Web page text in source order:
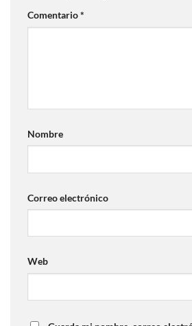
Comentario*
Nombre
Correo electrónico
Web